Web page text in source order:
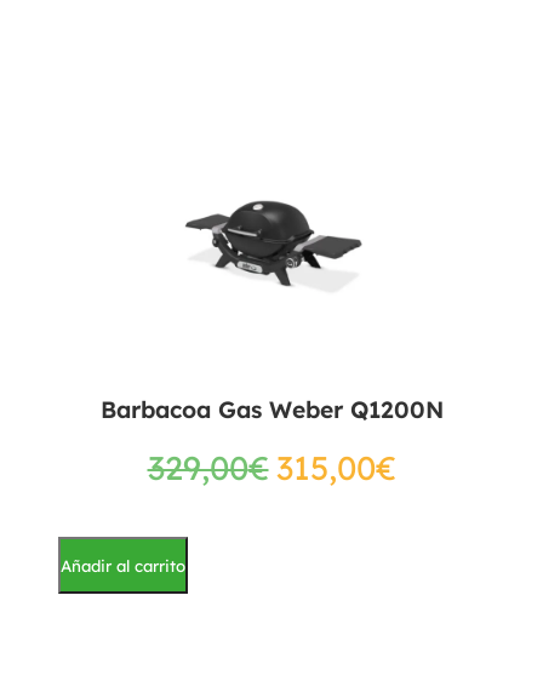
Barbacoa Gas Weber Q1200N
329,00€315,00€
Añadir al carrito